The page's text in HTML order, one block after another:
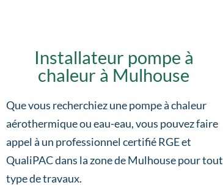
Installateur pompe à
chaleur à Mulhouse
Que vous recherchiez une pompe à chaleur
aérothermique ou eau-eau, vous pouvez faire
appel à un professionnel certifié RGE et
QualiPAC dans la zone de Mulhouse pour tout
type de travaux.